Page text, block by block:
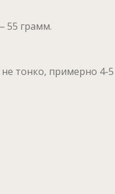
55 грамм.
тонко, примерно